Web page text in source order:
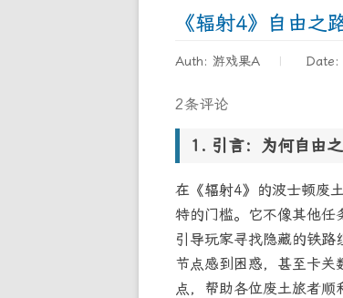
《辐射4》自由之
Auth: 游戏果A Date:
2条评论
引言：为何自由
在《辐射4》的波士顿废
特的门槛。它不像其他任
引导玩家寻找隐藏的铁
节点感到困惑，甚至卡关
点，帮助各位废土旅者